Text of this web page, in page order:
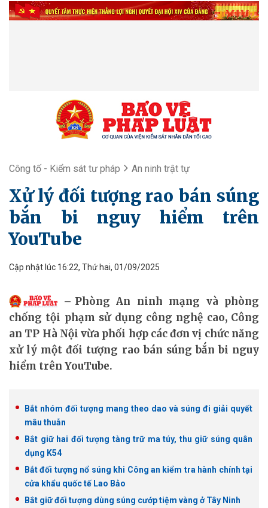
Công tố - Kiểm sát tư pháp An ninh trật tự
Xử lý đối tượng rao bán súng
bắn bi nguy hiểm trên
YouTube
Cập nhật lúc 16:22, Thứ hai, 01/09/2025
Phòng An ninh mạng và phòng
chống tội phạm sử dụng công nghệ cao, Công
an TP Hà Nội vừa phối hợp các đơn vị chức năng
xử lý một đối tượng rao bán súng bắn bi nguy
hiểm trên YouTube.
Bắt nhóm đối tượng mang theo dao và súng đi giải quyết
mâu thuẫn
Bắt giữ hai đối tượng tàng trữ ma túy, thu giữ súng quân
dụng K54
Bắt đối tượng nổ súng khi Công an kiểm tra hành chính tại
cửa khẩu quốc tế Lao Bảo
Bắt giữ đối tượng dùng súng cướp tiệm vàng ở Tây Ninh